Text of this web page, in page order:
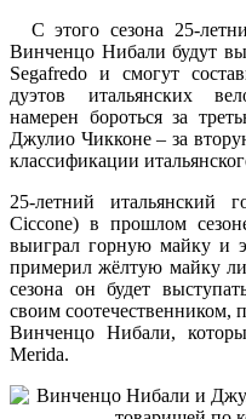
С этого сезона 25-
Винченцо Нибали будут
Segafredo и смогут
дуэтов итальянских
намерен бороться за
Джулио Чикконе – за
классификации
25-летний
Ciccone) в прошлом
выиграл горную майку и
примерил жёлтую майку
сезона он будет
своим соотечественником,
Винченцо Нибали,
Merida.